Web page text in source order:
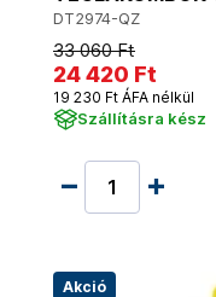
DT2974-QZ
33 060 Ft
24 420 Ft
19 230 Ft ÁFA nélkül
Szállításra kész
Akció